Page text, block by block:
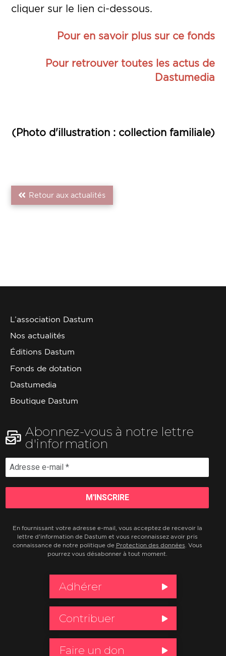
cliquer sur le lien ci-dessous.
Pour en savoir plus sur ce fonds
Pour retrouver toutes les actus de
Dastumedia
(Photo d'illustration : collection familiale)
Retour aux actualités
L’association Dastum
Nos actualités
Éditions Dastum
Fonds de dotation
Dastumedia
Boutique Dastum
Abonnez-vous à notre lettre
d'information
En fournissant votre adresse e-mail, vous acceptez de recevoir la
lettre d'information de Dastum et vous reconnaissez avoir pris
connaissance de notre politique de Protection des données. Vous
pourrez vous désabonner à tout moment.
Adhérer
Contribuer
Faire un don